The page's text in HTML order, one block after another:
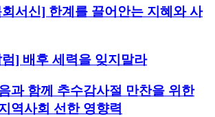
서신] 한계를 끌어안는 지혜와 사
] 배후 세력을 잊지말라
과 함께 추수감사절 만찬을 위한
역사회 선한 영향력